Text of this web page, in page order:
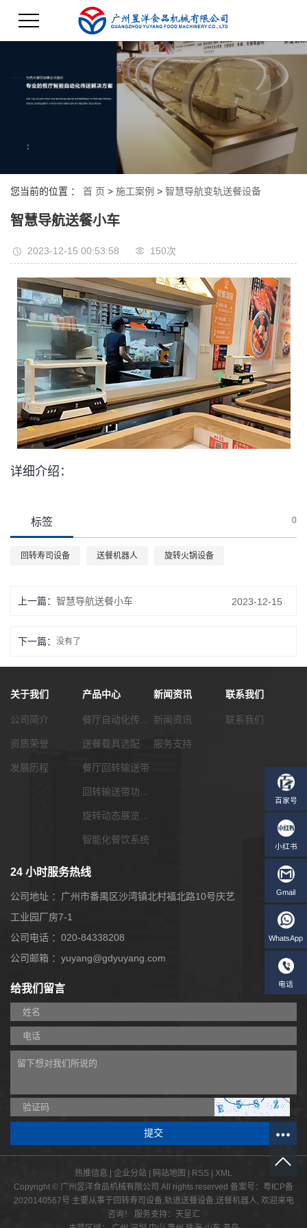
您当前的位置 ： 首 页 > 施工案例 > 智慧导航变轨送餐设备
智慧导航送餐小车
2023-12-15 00:53:58 150次
详细介绍：
标签 0
回转寿司设备 送餐机器人 旋转火锅设备
上一篇： 智慧导航送餐小车 2023-12-15
下一篇： 没有了
关于我们
公司简介
资质荣誉
发展历程
产品中心
送餐载具选配
餐厅回转输送带
智能化餐饮系统
新闻资讯
新闻资讯
服务支持
联系我们
联系我们
24 小时服务热线
公司地址 ：广州市番禺区沙湾镇北村福北路10号庆艺
工业园厂房7-1
公司电话 ：020-84338208
公司邮箱 ：yuyang@gdyuyang.com
给我们留言
热推信息 | 企业分站 | 网站地图 | RSS | XML
Copyright © 广州昱洋食品机械有限公司 All rights reserved 备案号： 粤ICP备
2020140567号 主要从事于回转寿司设备,轨道送餐设备,送餐机器人, 欢迎来电
咨询！
服务支持：
天呈汇